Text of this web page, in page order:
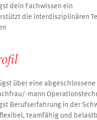
dein Fachwissen ein
die interdisziplinären
über eine
mann
Berufserfahrung in der
teamfähig und